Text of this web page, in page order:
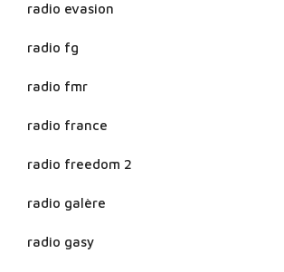
radio evasion
radio fg
radio fmr
radio france
radio freedom 2
radio galère
radio gasy